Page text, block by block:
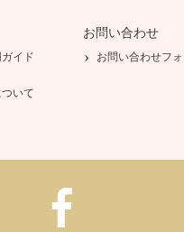
イド
いて
お問い合わせ
お問い合わせフ